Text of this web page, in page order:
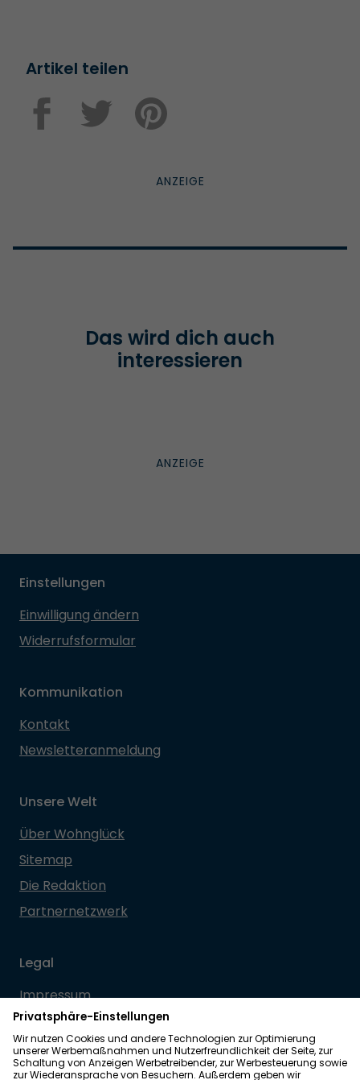
Artikel teilen
Das wird dich auch
interessieren
Einstellungen
Einwilligung ändern
Widerrufsformular
Kommunikation
Kontakt
Newsletteranmeldung
Unsere Welt
Über Wohnglück
Sitemap
Die Redaktion
Partnernetzwerk
Legal
Impressum
Datenschutz
Allgemeine Geschäftsbedingungen
Barrierefreiheit